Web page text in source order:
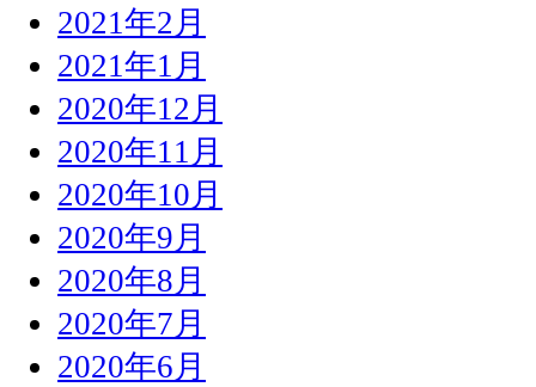
2021年2月
2021年1月
2020年12月
2020年11月
2020年10月
2020年9月
2020年8月
2020年7月
2020年6月